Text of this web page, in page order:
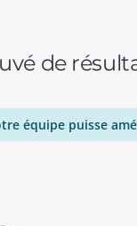
de
équipe puisse